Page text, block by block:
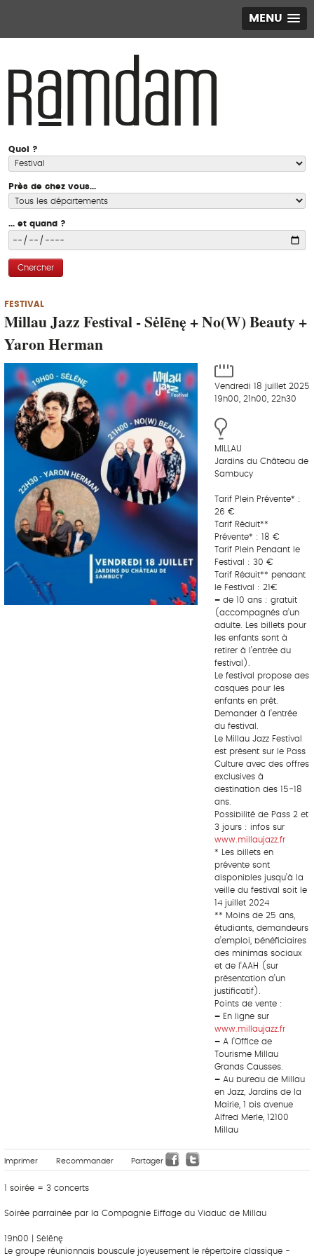
MENU
Quoi ?
Près de chez vous...
... et quand ?
Chercher
FESTIVAL
Millau Jazz Festival - Sėlēnę + No(W) Beauty +
Yaron Herman
Vendredi 18 juillet 2025
19h00, 21h00, 22h30
MILLAU
Jardins du Château de
Sambucy
Tarif Plein Prévente* :
26 €
Tarif Réduit**
Prévente* : 18 €
Tarif Plein Pendant le
Festival : 30 €
Tarif Réduit** pendant
le Festival : 21€
– de 10 ans : gratuit
(accompagnés d’un
adulte. Les billets pour
les enfants sont à
retirer à l’entrée du
festival).
Le festival propose des
casques pour les
enfants en prêt.
Demander à l’entrée
du festival.
Le Millau Jazz Festival
est présent sur le Pass
Culture avec des offres
exclusives à
destination des 15-18
ans.
Possibilité de Pass 2 et
3 jours : infos sur
www.millaujazz.fr
* Les billets en
prévente sont
disponibles jusqu’à la
veille du festival soit le
14 juillet 2024
** Moins de 25 ans,
étudiants, demandeurs
d’emploi, bénéficiaires
des minimas sociaux
et de l’AAH (sur
présentation d’un
justificatif).
Points de vente :
– En ligne sur
www.millaujazz.fr
– A l’Office de
Tourisme Millau
Grands Causses.
– Au bureau de Millau
en Jazz, Jardins de la
Mairie, 1 bis avenue
Alfred Merle, 12100
Millau
Imprimer Recommander Partager
1 soirée = 3 concerts
Soirée parrainée par la Compagnie Eiffage du Viaduc de Millau
19h00 | Sėlēnę
Le groupe réunionnais bouscule joyeusement le répertoire classique -